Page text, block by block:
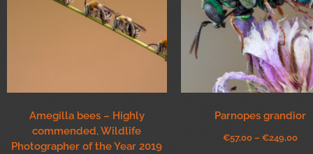
Amegilla bees – Highly
commended, Wildlife
Photographer of the Year 2019
Parnopes grandior
€57,00 –€249,00